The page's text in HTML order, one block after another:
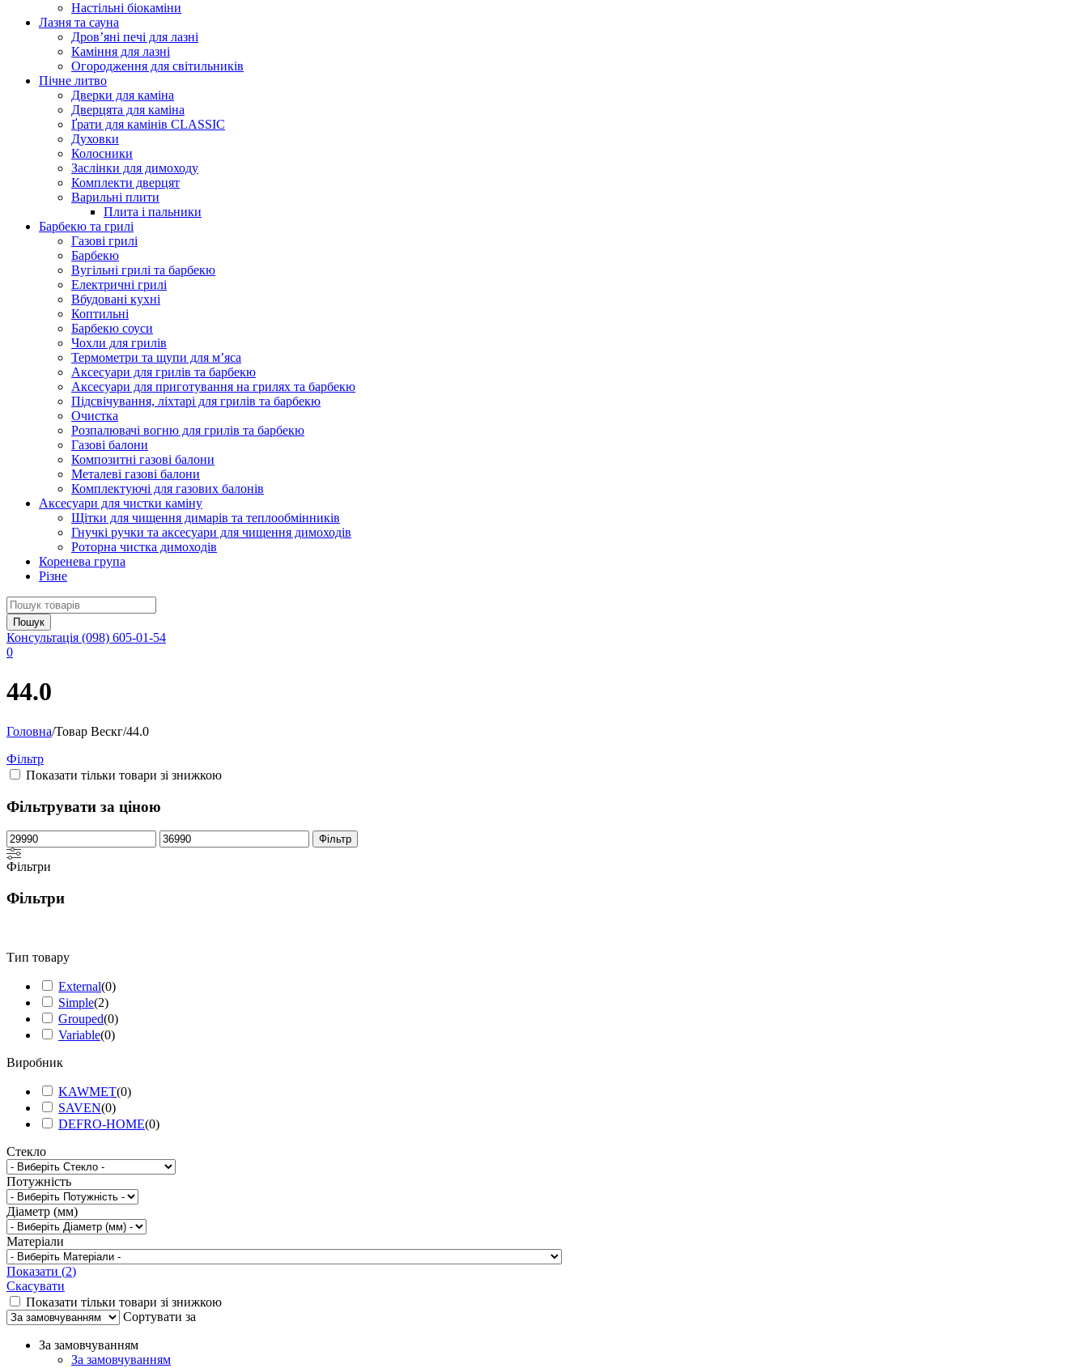
Настільні біокаміни
Лазня та сауна
Дров’яні печі для лазні
Каміння для лазні
Огородження для світильників
Пічне литво
Дверки для каміна
Дверцята для каміна
Ґрати для камінів CLASSIC
Духовки
Колосники
Заслінки для димоходу
Комплекти дверцят
Варильні плити
Плита і пальники
Барбекю та грилі
Газові грилі
Барбекю
Вугільні грилі та барбекю
Електричні грилі
Вбудовані кухні
Коптильні
Барбекю соуси
Чохли для грилів
Термометри та щупи для м’яса
Аксесуари для грилів та барбекю
Аксесуари для приготування на грилях та барбекю
Підсвічування, ліхтарі для грилів та барбекю
Очистка
Розпалювачі вогню для грилів та барбекю
Газові балони
Композитні газові балони
Металеві газові балони
Комплектуючі для газових балонів
Аксесуари для чистки каміну
Щітки для чищення димарів та теплообмінників
Гнучкі ручки та аксесуари для чищення димоходів
Роторна чистка димоходів
Коренева група
Різне
Консультація (098) 605-01-54
0
44.0
Головна/Товар Вескг/44.0
Фільтр
Показати тільки товари зі знижкою
Фільтрувати за ціною
Мінімальна
ціна
Найбільша
ціна
Фільтр
Фільтри
Фільтри
Тип товару
External(0)
Simple(2)
Grouped(0)
Variable(0)
Виробник
KAWMET(0)
SAVEN(0)
DEFRO-HOME(0)
Стекло
Потужність
Діаметр (мм)
Матеріали
Показати (2)
Скасувати
Показати тільки товари зі знижкою
Сортувати за
За замовчуванням
За замовчуванням